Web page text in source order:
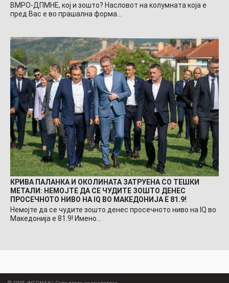
ВМРО-ДПМНЕ, кој и зошто? Насловот на колумната која е
пред Вас е во прашална форма…
КРИВА ПАЛАНКА И ОКОЛИНАТА ЗАТРУЕНА СО ТЕШКИ
МЕТАЛИ: НЕМОЈТЕ ДА СЕ ЧУДИТЕ ЗОШТО ДЕНЕС
ПРОСЕЧНОТО НИВО НА IQ ВО МАКЕДОНИЈА Е 81.9!
Немојте да се чудите зошто денес просечното ниво на IQ во
Македонија е 81.9! Имено…